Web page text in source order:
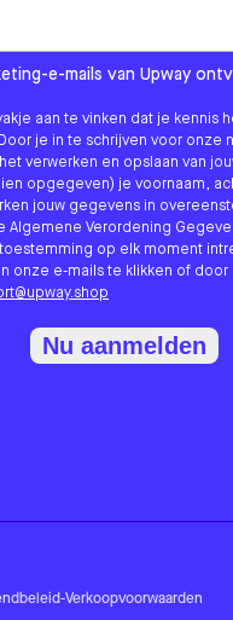
to hear from us?
e-mails van Upway
aan te vinken dat je kennis
je in te schrijven voor onze
verwerken en opslaan van
opgegeven) je voornaam,
jouw gegevens in
Algemene Verordening
toestemming op elk moment
onze e-mails te klikken of
Nu aanmelden
-Verkoopvoorwaarden